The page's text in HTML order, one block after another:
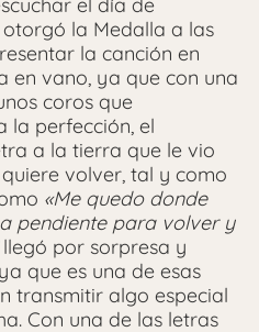
el día de
la Medalla a las
la canción en
en vano, ya que con una
coros que
la perfección, el
a la tierra que le vio
volver, tal y como
«Me quedo donde
pendiente para volver y
llegó por sorpresa y
que es una de esas
transmitir algo especial
Con una de las letras